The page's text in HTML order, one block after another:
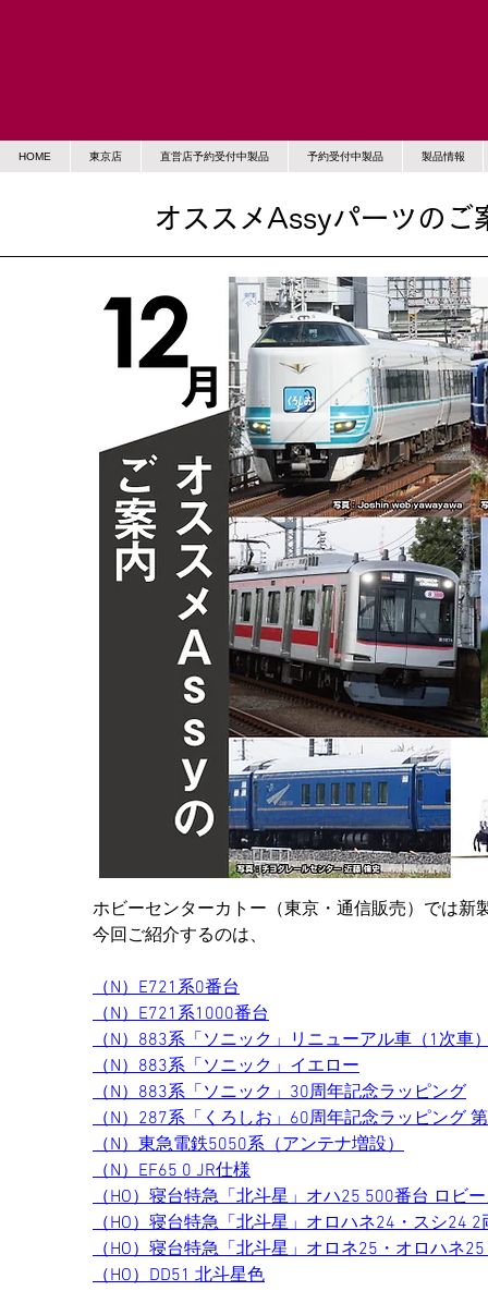
HOME 東京店 直営店予約受付中製品 予約受付中製品 製品情報
オススメAssyパーツの
ホビーセンターカトー（東京・通信販売）では新
今回ご紹介するのは、
（N）E721系0番台
（N）E721系1000番台
（N）883系「ソニック」リニューアル車（1次車
（N）883系「ソニック」イエロー
（N）883系「ソニック」30周年記念ラッピング
（N）287系「くろしお」60周年記念ラッピング
（N）東急電鉄5050系（アンテナ増設）
（N）EF65 0 JR仕様
（HO）寝台特急「北斗星」オハ25 500番台 ロビ
（HO）寝台特急「北斗星」オロハネ24・スシ24 2
（HO）寝台特急「北斗星」オロネ25・オロハネ
（HO）DD51 北斗星色